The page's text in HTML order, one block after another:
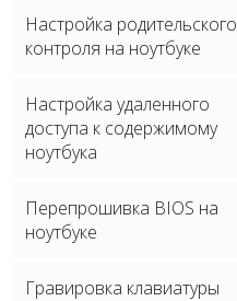
Настройка родительского
контроля на ноутбуке
Настройка удаленного
доступа к содержимому
ноутбука
Перепрошивка BIOS на
ноутбуке
Гравировка клавиатуры